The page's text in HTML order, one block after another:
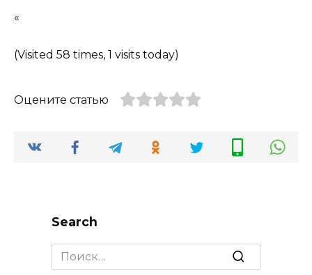
«
(Visited 58 times, 1 visits today)
Оцените статью
Search
Search
for: